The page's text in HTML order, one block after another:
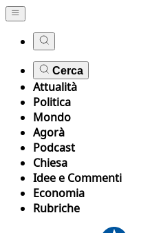
Cerca
Attualità
Politica
Mondo
Agorà
Podcast
Chiesa
Idee e Commenti
Economia
Rubriche